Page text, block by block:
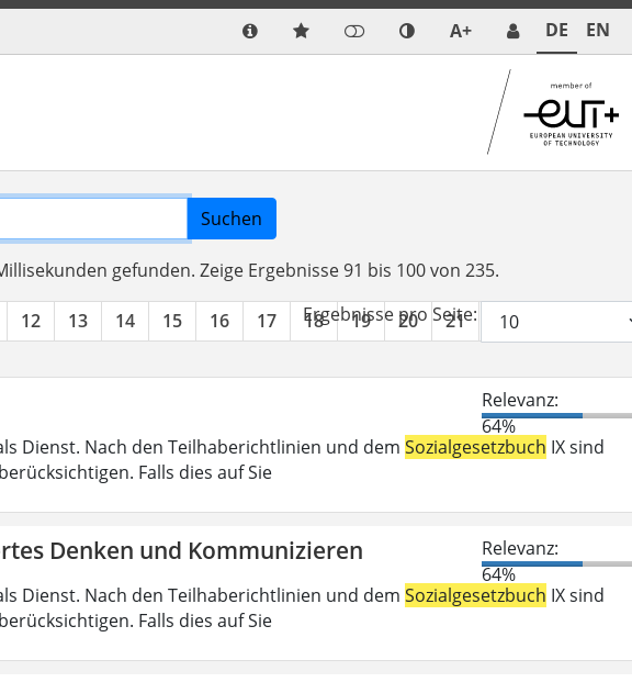
A+ DE EN
Suchen
gefunden. Zeige Ergebnisse 91 bis 100 von 235.
12 13 14 15 16 17 18 19 20 21 22
Ergebnisse pro Seite:
Relevanz:
64%
Dienst. Nach den Teilhaberichtlinien und dem Sozialgesetzbuch IX sind
Falls dies auf Sie
Denken und Kommunizieren
Relevanz:
64%
Dienst. Nach den Teilhaberichtlinien und dem Sozialgesetzbuch IX sind
Falls dies auf Sie